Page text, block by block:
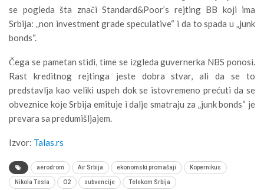
se pogleda šta znači Standard&Poor’s rejting BB koji ima
Srbija: „non investment grade speculative“ i da to spada u „junk
bonds“.
Čega se pametan stidi, time se izgleda guvernerka NBS ponosi.
Rast kreditnog rejtinga jeste dobra stvar, ali da se to
predstavlja kao veliki uspeh dok se istovremeno prećuti da se
obveznice koje Srbija emituje i dalje smatraju za „junk bonds“ je
prevara sa predumišljajem.
Izvor: Talas.rs
aerodrom Air Srbija ekonomski promašaji Kopernikus
Nikola Tesla O2 subvencije Telekom Srbija